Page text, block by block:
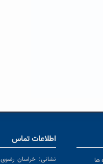
ها
اطلاعات تماس
نشانی: خراسان